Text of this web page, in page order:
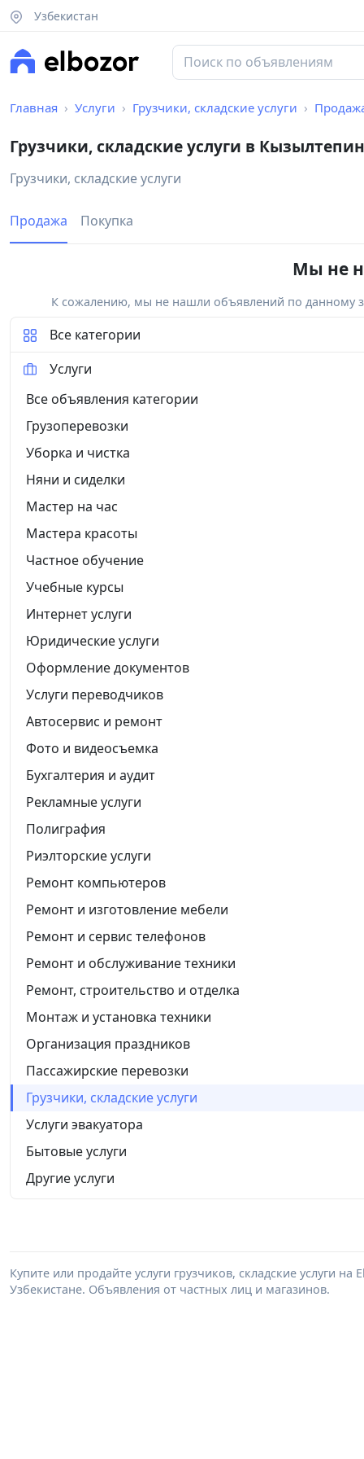
Узбекистан
Главная Услуги Грузчики, складские услуги
Грузчики, складские услуги в
Грузчики, складские услуги
Продажа Покупка
Мы не
К сожалению, мы не нашли объявлений по данному
Все категории
Услуги
Все объявления категории
Грузоперевозки
Уборка и чистка
Няни и сиделки
Мастер на час
Мастера красоты
Частное обучение
Учебные курсы
Интернет услуги
Юридические услуги
Оформление документов
Услуги переводчиков
Автосервис и ремонт
Фото и видеосъемка
Бухгалтерия и аудит
Рекламные услуги
Полиграфия
Риэлторские услуги
Ремонт компьютеров
Ремонт и изготовление мебели
Ремонт и сервис телефонов
Ремонт и обслуживание техники
Ремонт, строительство и отделка
Монтаж и установка техники
Организация праздников
Пассажирские перевозки
Грузчики, складские услуги
Услуги эвакуатора
Бытовые услуги
Другие услуги
Купите или продайте услуги грузчиков, складские услуги
Узбекистане. Объявления от частных лиц и магазинов.